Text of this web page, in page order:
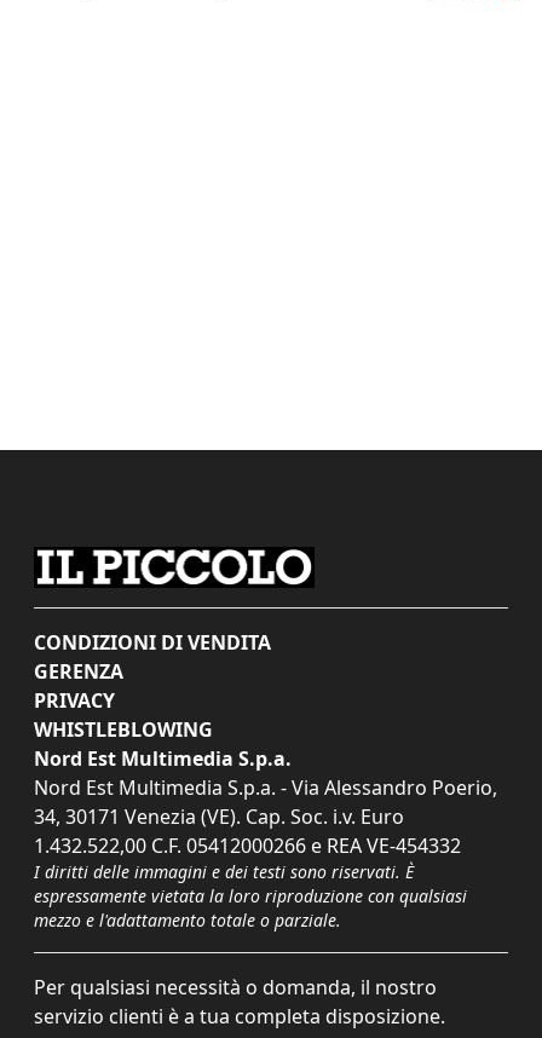
CONDIZIONI DI VENDITA
GERENZA
PRIVACY
WHISTLEBLOWING
Nord Est Multimedia S.p.a.
Nord Est Multimedia S.p.a. - Via Alessandro Poerio,
34, 30171 Venezia (VE). Cap. Soc. i.v. Euro
1.432.522,00 C.F. 05412000266 e REA VE-454332
I diritti delle immagini e dei testi sono riservati. È
espressamente vietata la loro riproduzione con qualsiasi
mezzo e l'adattamento totale o parziale.
Per qualsiasi necessità o domanda, il nostro
servizio clienti è a tua completa disposizione.